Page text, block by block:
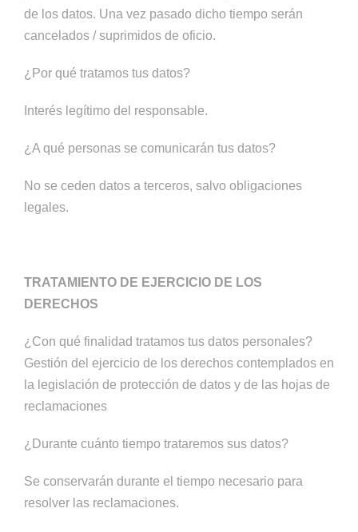
de los datos. Una vez pasado dicho tiempo serán
cancelados / suprimidos de oficio.
¿Por qué tratamos tus datos?
Interés legítimo del responsable.
¿A qué personas se comunicarán tus datos?
No se ceden datos a terceros, salvo obligaciones
legales.
TRATAMIENTO DE EJERCICIO DE LOS
DERECHOS
¿Con qué finalidad tratamos tus datos personales?
Gestión del ejercicio de los derechos contemplados en
la legislación de protección de datos y de las hojas de
reclamaciones
¿Durante cuánto tiempo trataremos sus datos?
Se conservarán durante el tiempo necesario para
resolver las reclamaciones.